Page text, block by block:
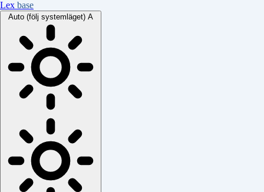
Lex base
Auto (följ systemläget) A